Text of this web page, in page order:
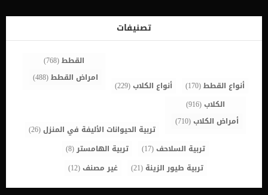
الوقت الحالي؟ هناك المئات من مربي القطط الذين يبحثون دائما عن
متبني للقطط. لذلك عليك أولا ان تبحث في المحيطين حولك بدلا من شراء
قطة من أي متجر لبيع الحيوانات. بالطبع يمكنك أيضا […]
تصنيفات
أنواع القطط(170) أنواع الكلاب(229)
القطط(768)
امراض القطط(488)
الكلاب(916)
أمراض الكلاب(710)
تربية الحيوانات الأليفة في المنزل(26)
تربية السلاحف(17) تربية الهامستر(8)
تربية طيور الزينة (21) غير مصنف(12)